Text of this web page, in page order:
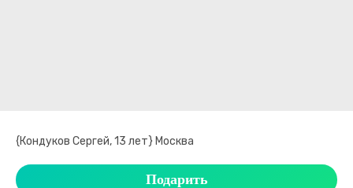
{Кондуков Сергей, 13 лет} Москва
Подарить